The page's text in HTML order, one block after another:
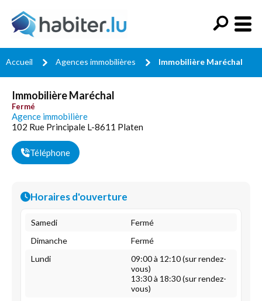
Accueil Agences immobilières Immobilière Maréchal
Immobilière Maréchal
Fermé
Agence immobilière
102 Rue Principale L-8611 Platen
Téléphone
Horaires d'ouverture
Samedi
Fermé
Dimanche
Fermé
Lundi
09:00 à 12:10 (sur rendez-
vous)
13:30 à 18:30 (sur rendez-
vous)